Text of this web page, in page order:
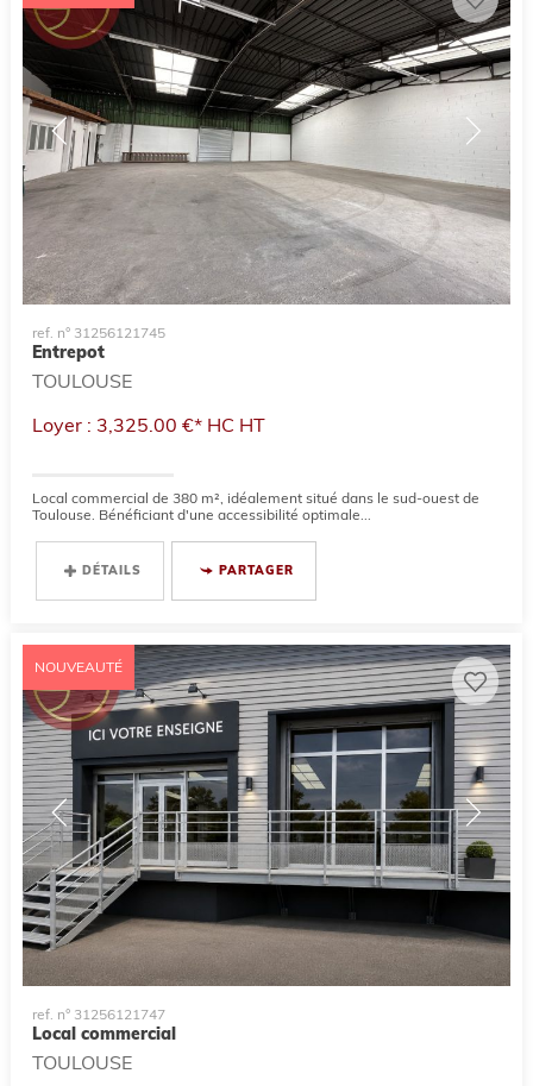
ref. n° 31256121745
Entrepot
TOULOUSE
Loyer : 3,325.00 €* HC HT
Local commercial de 380 m², idéalement situé dans le sud-ouest de
Toulouse. Bénéficiant d'une accessibilité optimale...
DÉTAILS PARTAGER
NOUVEAUTÉ
ref. n° 31256121747
Local commercial
TOULOUSE